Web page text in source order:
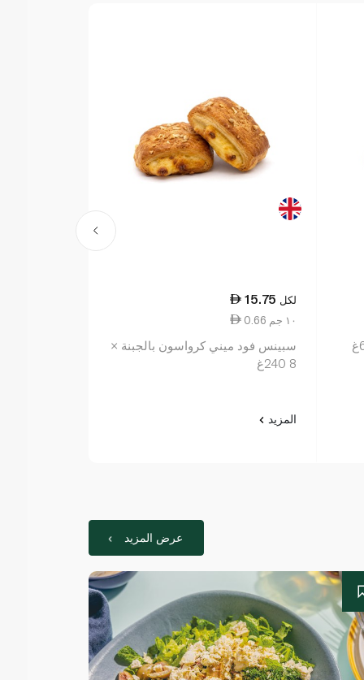
15.75 لكل
0.66 ١٠ جم
سبينس فود ميني كرواسون بالجبنة ×
8 240غ
المزيد
عرض المزيد